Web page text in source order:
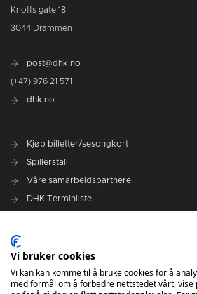
Knoffs gate 18
3044 Drammen
post@dhk.no
(+47) 976 21 571
dhk.no
Kjøp billetter/sesongkort
Spillerstall
Våre samarbeidspartnere
DHK Terminliste
DHK på Instagram
DHK på TikTok
Vi bruker cookies
Vi kan kan komme til å bruke cookies for å
med formål om å forbedre nettstedet vårt,